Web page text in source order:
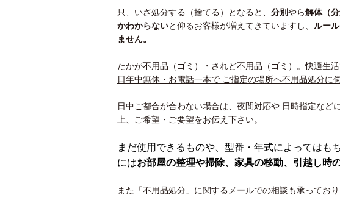
只、いざ処分する（捨てる）となると、 分別やら解体（分
かわからないと仰るお客様が増えてきていますし、 ルー
ません。
たかが不用品（ゴミ）・されど不用品（ゴミ）。快適生
日年中無休・お電話一本で ご指定の場所へ不用品処分に伺
日中ご都合が合わない場合は、夜間対応や 日時指定など
上、ご希望・ご要望をお伝え下さい。
まだ使用できるものや、型番・年式によってはも
にはお部屋の整理や掃除、家具の移動、引越し時
また「不用品処分」に関するメールでの相談も承ってお